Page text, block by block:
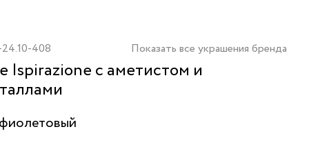
408 Показать все украшения бренда
Ispirazione с аметистом и
фиолетовый